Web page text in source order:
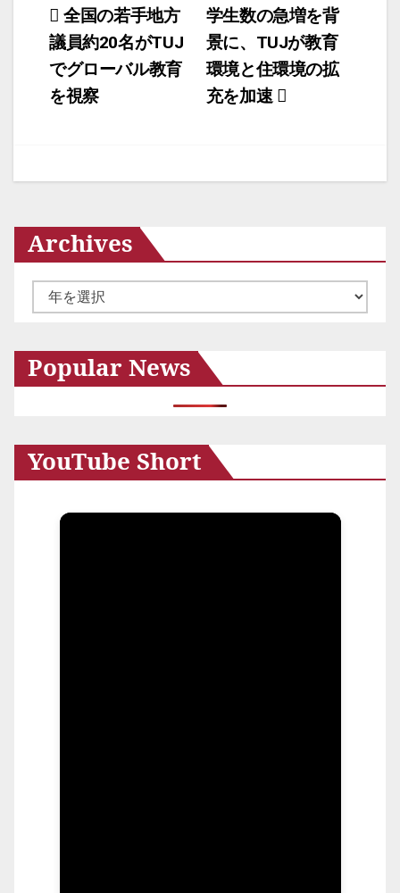
投
稿
ナ
ビ
ー
ョ
ン
学生数の急増を背
景に、TUJが教育
環境と住環境の拡
充を加速
全国の若手地方
議員約20名がTUJ
でグローバル教育
を視察
Archives
ー
イ
ブ
Popular News
YouTube Short